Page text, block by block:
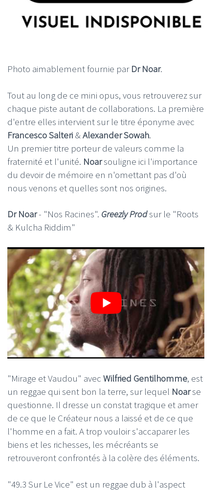
Photo aimablement fournie par Dr Noar.
Tout au long de ce mini opus, vous retrouverez sur
chaque piste autant de collaborations. La première
d'entre elles intervient sur le titre éponyme avec
Francesco Salteri & Alexander Sowah.
Un premier titre porteur de valeurs comme la
fraternité et l'unité. Noarsouligne ici l'importance
du devoir de mémoire en n'omettant pas d'où
nous venons et quelles sont nos origines.
Dr Noar- "Nos Racines". Greezly Prodsur le "Roots
& Kulcha Riddim"
"Mirage et Vaudou" avec Wilfried Gentilhomme, est
un reggae qui sent bon la terre, sur lequel Noarse
questionne. Il dresse un constat tragique et amer
de ce que le Créateur nous a laissé et de ce que
l'homme en a fait. A trop vouloir s'accaparer les
biens et les richesses, les mécréants se
retrouveront confrontés à la colère des éléments.
"49.3 Sur Le Vice" est un reggae dub à l'aspect